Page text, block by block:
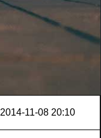
2014-11-08 20:10